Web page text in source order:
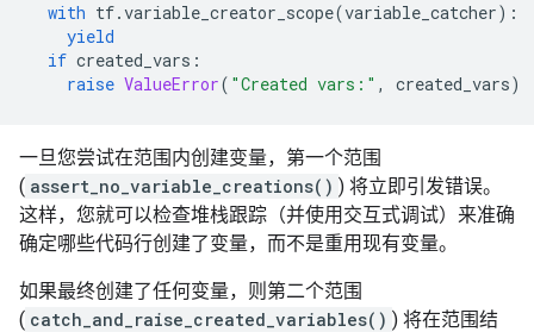
with tf.variable_creator_scope(variable_catcher):
yield
if created_vars :
raise ValueError( "Created vars:" , created_vars)
一旦您尝试在范围内创建变量，第一个范围
( assert_no_variable_creations() ) 将立即引发错误。
这样，您就可以检查堆栈跟踪（并使用交互式调试）来准确
确定哪些代码行创建了变量，而不是重用现有变量。
如果最终创建了任何变量，则第二个范围
( catch_and_raise_created_variables() ) 将在范围结